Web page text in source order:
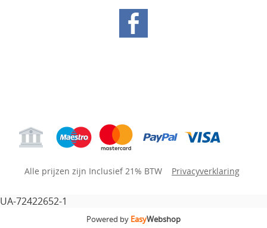
Alle prijzen zijn Inclusief 21% BTW Privacyverklaring
UA-72422652-1
Powered by EasyWebshop